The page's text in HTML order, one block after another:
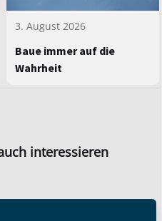
3. August 2026
Baue immer auf die
Wahrheit
interessieren